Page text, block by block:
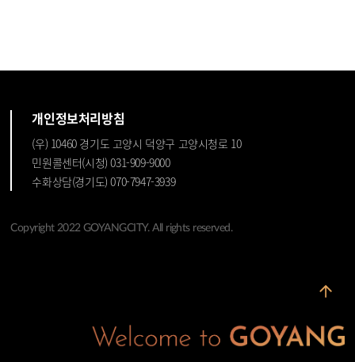
개인정보처리방침
(우) 10460 경기도 고양시 덕양구 고양시청로 10
민원콜센터(시청) 031-909-9000
수화상담(경기도) 070-7947-3939
Copyright 2022 GOYANGCITY. All rights reserved.